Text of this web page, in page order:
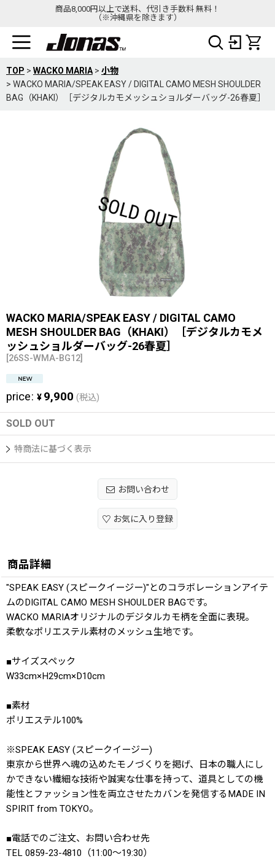
商品8,000円以上で送料、代引き手数料 無料！
（※沖縄県を除きます）
TOP > WACKO MARIA > 小物
> WACKO MARIA/SPEAK EASY / DIGITAL CAMO MESH SHOULDER
BAG（KHAKI）［デジタルカモメッシュショルダーバッグ-26春夏］
WACKO MARIA/SPEAK EASY / DIGITAL CAMO
MESH SHOULDER BAG（KHAKI）［デジタルカモメ
ッシュショルダーバッグ-26春夏］
[26SS-WMA-BG12]
price: ¥ 9,900 (税込)
SOLD OUT
特商法に基づく表示
お問い合わせ
お気に入り登録
商品詳細
"SPEAK EASY (スピークイージー)"とのコラボレーションアイテ
ムのDIGITAL CAMO MESH SHOULDER BAGです。
WACKO MARIAオリジナルのデジタルカモ柄を全面に表現。
柔軟なポリエステル素材のメッシュ生地です。
■サイズスペック
W33cm×H29cm×D10cm
■素材
ポリエステル100%
※SPEAK EASY (スピークイージー)
東京から世界へ魂の込めたモノづくりを掲げ、日本の職人にし
かできない繊細な技術や誠実な仕事を持って、道具としての機
能性とファッション性を両立させたカバンを発信するMADE IN
SPIRIT from TOKYO。
■電話でのご注文、お問い合わせ先
TEL 0859-23-4810（11:00〜19:30）